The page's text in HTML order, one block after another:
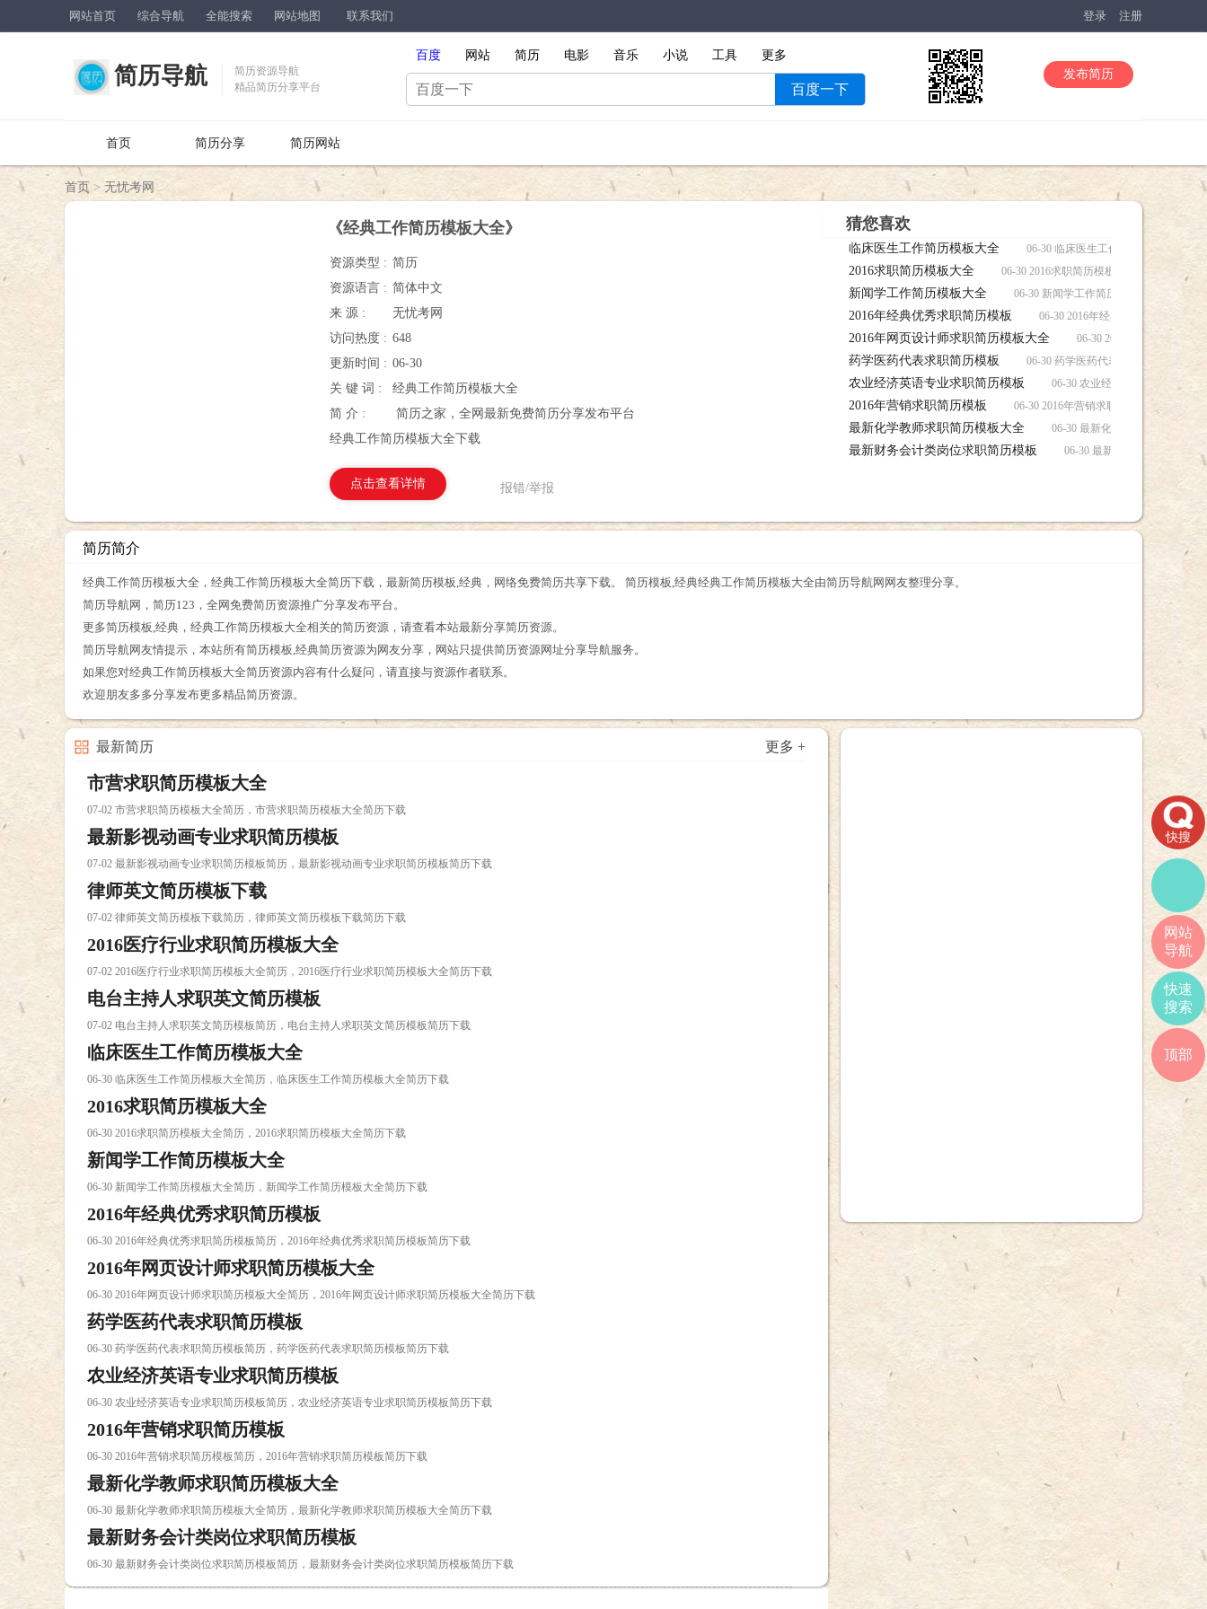
网站首页 综合导航 全能搜索 网站地图 联系我们 登录 注册
简历导航
简历资源导航
精品简历分享平台
百度 网站 简历 电影 音乐 小说 工具 更多
百度一下
发布简历
首页 简历分享 简历网站
首页 > 无忧考网
《经典工作简历模板大全》
资源类型 : 简历
资源语言 : 简体中文
来 源 :
无忧考网
访问热度 : 648
更新时间 : 06-30
关 键 词 :
经典工作简历模板大全
简 介 :
简历之家，全网最新免费简历分享发布平台
经典工作简历模板大全下载
点击查看详情 报错/举报
猜您喜欢
临床医生工作简历模板大全 06-30 临床医生工作简历模板大全简
2016求职简历模板大全 06-30 2016求职简历模板大全简历，2016
新闻学工作简历模板大全 06-30 新闻学工作简历模板大全简历，
2016年经典优秀求职简历模板 06-30 2016年经典优秀求职简历模
2016年网页设计师求职简历模板大全 06-30 2016年网页设计师
药学医药代表求职简历模板 06-30 药学医药代表求职简历模板简
农业经济英语专业求职简历模板 06-30 农业经济英语专业求职简
2016年营销求职简历模板 06-30 2016年营销求职简历模板简历，
最新化学教师求职简历模板大全 06-30 最新化学教师求职简历模
最新财务会计类岗位求职简历模板 06-30 最新财务会计类岗位求
简历简介
经典工作简历模板大全，经典工作简历模板大全简历下载，最新简历模板,经典，网络免费简历共享下载。 简历模板,经典经典工作简历模板大全由简历导航网网友整理分享。
简历导航网，简历123，全网免费简历资源推广分享发布平台。
更多简历模板,经典，经典工作简历模板大全相关的简历资源，请查看本站最新分享简历资源。
简历导航网友情提示，本站所有简历模板,经典简历资源为网友分享，网站只提供简历资源网址分享导航服务。
如果您对经典工作简历模板大全简历资源内容有什么疑问，请直接与资源作者联系。
欢迎朋友多多分享发布更多精品简历资源。
最新简历 更多 +
市营求职简历模板大全
07-02 市营求职简历模板大全简历，市营求职简历模板大全简历下载
最新影视动画专业求职简历模板
07-02 最新影视动画专业求职简历模板简历，最新影视动画专业求职简历模板简历下载
律师英文简历模板下载
07-02 律师英文简历模板下载简历，律师英文简历模板下载简历下载
2016医疗行业求职简历模板大全
07-02 2016医疗行业求职简历模板大全简历，2016医疗行业求职简历模板大全简历下载
电台主持人求职英文简历模板
07-02 电台主持人求职英文简历模板简历，电台主持人求职英文简历模板简历下载
临床医生工作简历模板大全
06-30 临床医生工作简历模板大全简历，临床医生工作简历模板大全简历下载
2016求职简历模板大全
06-30 2016求职简历模板大全简历，2016求职简历模板大全简历下载
新闻学工作简历模板大全
06-30 新闻学工作简历模板大全简历，新闻学工作简历模板大全简历下载
2016年经典优秀求职简历模板
06-30 2016年经典优秀求职简历模板简历，2016年经典优秀求职简历模板简历下载
2016年网页设计师求职简历模板大全
06-30 2016年网页设计师求职简历模板大全简历，2016年网页设计师求职简历模板大全简历下载
药学医药代表求职简历模板
06-30 药学医药代表求职简历模板简历，药学医药代表求职简历模板简历下载
农业经济英语专业求职简历模板
06-30 农业经济英语专业求职简历模板简历，农业经济英语专业求职简历模板简历下载
2016年营销求职简历模板
06-30 2016年营销求职简历模板简历，2016年营销求职简历模板简历下载
最新化学教师求职简历模板大全
06-30 最新化学教师求职简历模板大全简历，最新化学教师求职简历模板大全简历下载
最新财务会计类岗位求职简历模板
06-30 最新财务会计类岗位求职简历模板简历，最新财务会计类岗位求职简历模板简历下载
快搜
网站
导航
快速
搜索
顶部